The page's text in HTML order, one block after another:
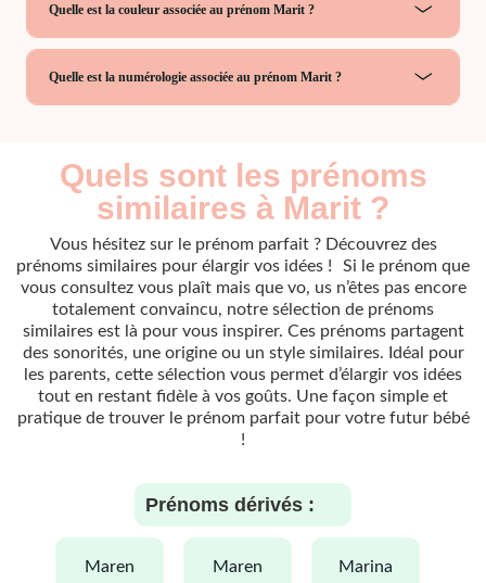
Quelle est la couleur associée au prénom Marit ?
Quelle est la numérologie associée au prénom Marit ?
Quels sont les prénoms
similaires à Marit ?
Vous hésitez sur le prénom parfait ? Découvrez des
prénoms similaires pour élargir vos idées ! Si le prénom que
vous consultez vous plaît mais que vo, us n’êtes pas encore
totalement convaincu, notre sélection de prénoms
similaires est là pour vous inspirer. Ces prénoms partagent
des sonorités, une origine ou un style similaires. Idéal pour
les parents, cette sélection vous permet d’élargir vos idées
tout en restant fidèle à vos goûts. Une façon simple et
pratique de trouver le prénom parfait pour votre futur bébé
!
Prénoms dérivés :
maren maren marina